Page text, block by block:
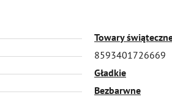
Towary
8593401726669
Gładkie
Bezbarwne